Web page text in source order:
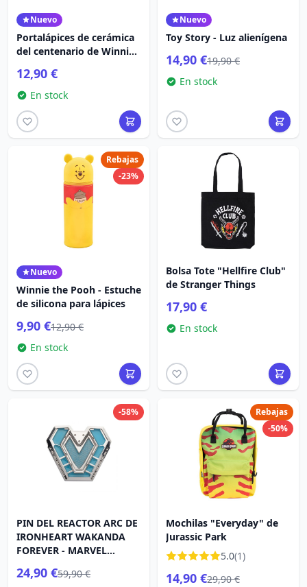
Nuevo
Portalápices de cerámica
del centenario de Winnie
12,90 €
En stock
Nuevo
Toy Story - Luz alienígena
14,90 €19,90 €
En stock
Rebajas
-23%
Nuevo
Winnie the Pooh - Estuche
de silicona para lápices
9,90 €12,90 €
En stock
Bolsa Tote "Hellfire Club"
de Stranger Things
17,90 €
En stock
-58%
PIN DEL REACTOR ARC DE
IRONHEART WAKANDA
FOREVER - MARVEL
24,90 €59,90 €
Rebajas
-50%
Mochilas "Everyday" de
Jurassic Park
5.0(1)
14,90 €29,90 €